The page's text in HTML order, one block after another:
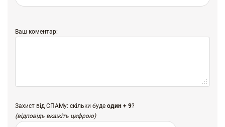
Ваш коментар:
Захист від СПАМу: скільки буде один + 9?
(відповідь вкажіть цифрою)